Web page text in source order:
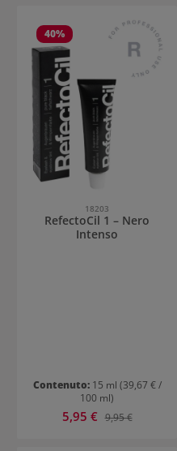
40%
18203
RefectoCil 1 – Nero
Intenso
Contenuto: 15 ml (39,67 € /
100 ml)
Prezzo di vendita:
5,95 € Prezzo normale:
9,95 €